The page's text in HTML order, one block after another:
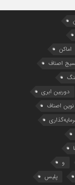
اماکن
اصناف
دوربین ابری
نوین اصناف
و
پلیس